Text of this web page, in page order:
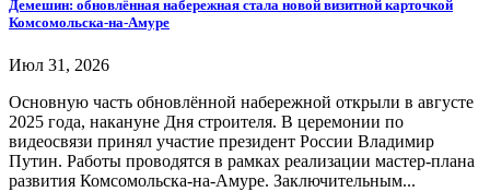
Демешин: обновлённая набережная стала новой визитной карточкой
Комсомольска-на-Амуре
Июл 31, 2026
Основную часть обновлённой набережной открыли в августе
2025 года, накануне Дня строителя. В церемонии по
видеосвязи принял участие президент России Владимир
Путин. Работы проводятся в рамках реализации мастер-плана
развития Комсомольска-на-Амуре. Заключительным...